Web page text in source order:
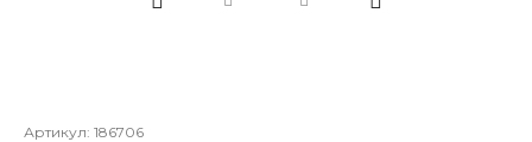
Артикул: 186706